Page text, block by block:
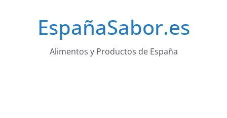
EspañaSabor.es
Alimentos y Productos de España